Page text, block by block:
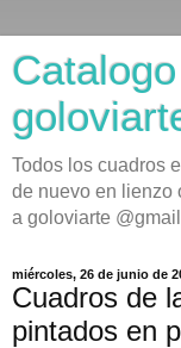
Todos los cuadros
de nuevo en lienzo
a goloviarte
miércoles, 26 de junio de
Cuadros de
pintados en